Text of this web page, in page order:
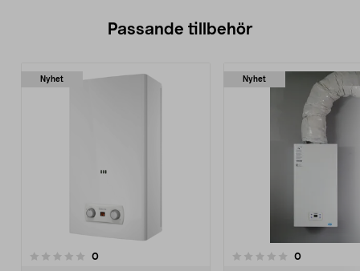
Passande tillbehör
Nyhet
0recensioner
Nyhet
0.0 av 5 stjärnor 0recensioner